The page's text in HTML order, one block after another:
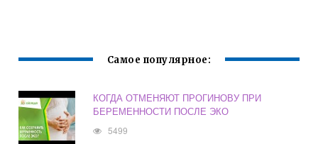
Самое популярное:
КОГДА ОТМЕНЯЮТ ПРОГИНОВУ ПРИ
БЕРЕМЕННОСТИ ПОСЛЕ ЭКО
5499